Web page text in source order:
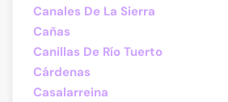
Canales De La Sierra
Cañas
Canillas De Río Tuerto
Cárdenas
Casalarreina